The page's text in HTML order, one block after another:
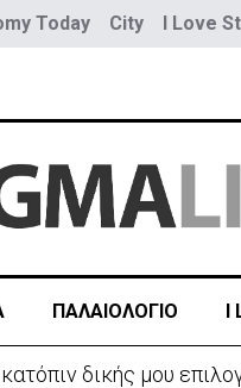
Today City I Love
ΠΑΛΑΙΟΛΟΓΙΟ I
δικής μου